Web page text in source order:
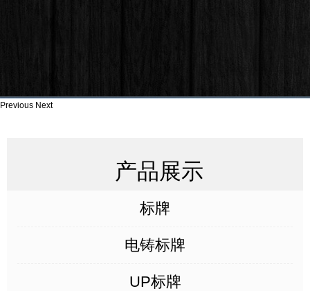
Previous Next
产品展示
标牌
电铸标牌
UP标牌